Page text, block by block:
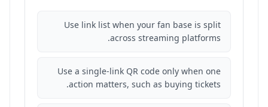
Use link list when your fan base is split
across streaming platforms.
Use a single-link QR code only when one
action matters, such as buying tickets.